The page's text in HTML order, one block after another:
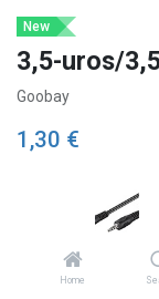
Home
New
3,5-uros/
Goobay
1,30 €
Kaapelin Pituus M